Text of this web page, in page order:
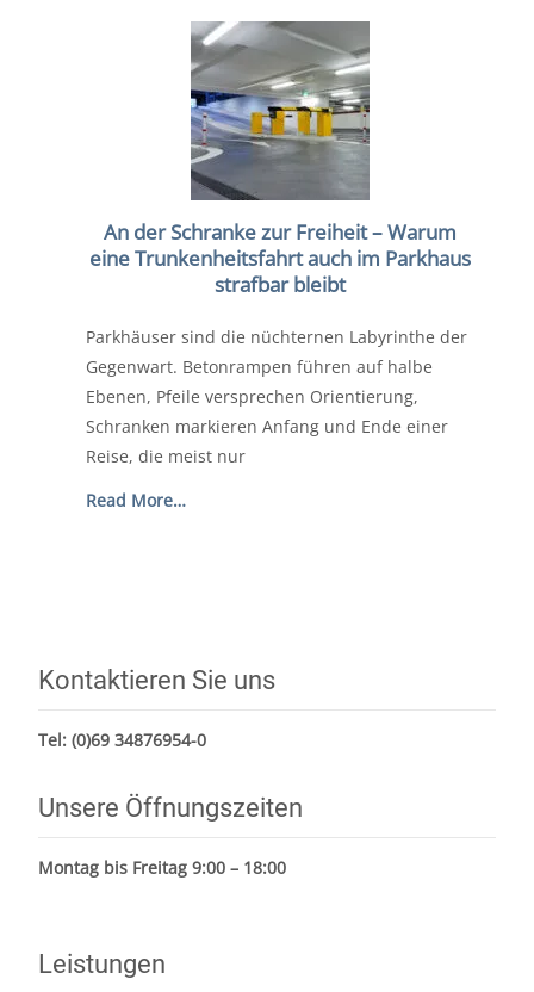
An der Schranke zur Freiheit – Warum
eine Trunkenheitsfahrt auch im Parkhaus
strafbar bleibt
Parkhäuser sind die nüchternen Labyrinthe der
Gegenwart. Betonrampen führen auf halbe
Ebenen, Pfeile versprechen Orientierung,
Schranken markieren Anfang und Ende einer
Reise, die meist nur
Read More…
Kontaktieren Sie uns
Tel: (0)69 34876954-0
Unsere Öffnungszeiten
Montag bis Freitag 9:00 – 18:00
Leistungen